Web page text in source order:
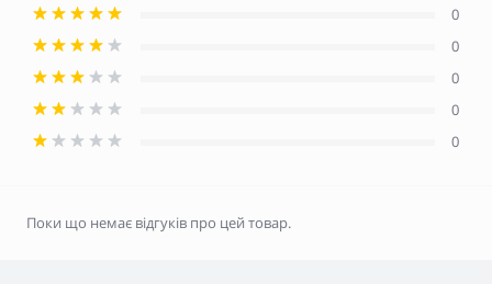
0
0
0
0
0
Поки що немає відгуків про цей товар.